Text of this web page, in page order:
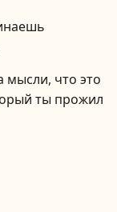
мысли, что это
ты прожил